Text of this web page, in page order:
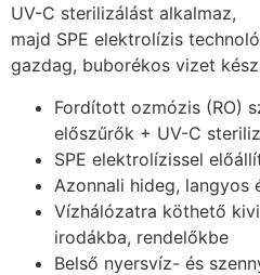
UV-C sterilizálást alkalmaz,
majd SPE elektrolízis
gazdag, buborékos vizet
Fordított ozmózis (RO)
előszűrők + UV-C
SPE elektrolízissel
Azonnali hideg,
Víz­hálózatra köthető
irodákba, rendelőkbe
Belső nyersvíz- és